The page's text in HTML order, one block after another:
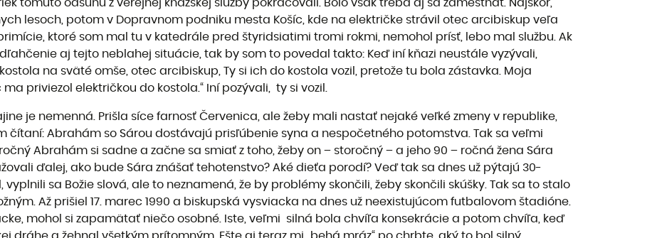
tomuto odsunu z verejnej kňazskej služby pokračovali. Bolo však treba aj sa zamestnať. Najskôr,
lesoch, potom v Dopravnom podniku mesta Košíc, kde na električke strávil otec arcibiskup veľa
ktoré som mal tu v katedrále pred štyridsiatimi tromi rokmi, nemohol prísť, lebo mal službu. Ak
aj tejto neblahej situácie, tak by som to povedal takto: Keď iní kňazi neustále vyzývali,
na sväté omše, otec arcibiskup, Ty si ich do kostola vozil, pretože tu bola zástavka. Moja
priviezol električkou do kostola.“ Iní pozývali, ty si vozil.
je nemenná. Prišla síce farnosť Červenica, ale žeby mali nastať nejaké veľké zmeny v republike,
čítaní: Abrahám so Sárou dostávajú prisľúbenie syna a nespočetného potomstva. Tak sa veľmi
Abrahám si sadne a začne sa smiať z toho, žeby on – storočný – a jeho 90 – ročná žena Sára
ďalej, ako bude Sára znášať tehotenstvo? Aké dieťa porodí? Veď tak sa dnes už pýtajú 30-
vyplnili sa Božie slová, ale to neznamená, že by problémy skončili, žeby skončili skúšky. Tak sa to stalo
Až prišiel 17. marec 1990 a biskupská vysviacka na dnes už neexistujúcom futbalovom štadióne.
mohol si zapamätať niečo osobné. Iste, veľmi silná bola chvíľa konsekrácie a potom chvíľa, keď